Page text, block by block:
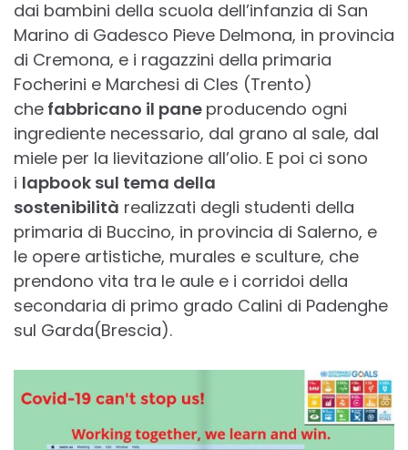
dai bambini della scuola dell’infanzia di San
Marino di Gadesco Pieve Delmona, in provincia
di Cremona, e i ragazzini della primaria
Focherini e Marchesi di Cles (Trento)
che fabbricano il pane producendo ogni
ingrediente necessario, dal grano al sale, dal
miele per la lievitazione all’olio. E poi ci sono
i lapbook sul tema della
sostenibilità realizzati degli studenti della
primaria di Buccino, in provincia di Salerno, e
le opere artistiche, murales e sculture, che
prendono vita tra le aule e i corridoi della
secondaria di primo grado Calini di Padenghe
sul Garda(Brescia).